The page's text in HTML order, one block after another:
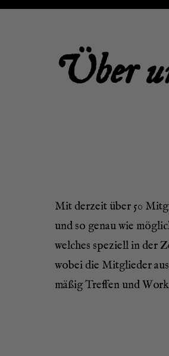
Über
Mit der­zeit über 50
und so genau wie
wel­ches spe­zi­ell in der
wobei die Mit­glie­der
mä­ßig Tref­fen und